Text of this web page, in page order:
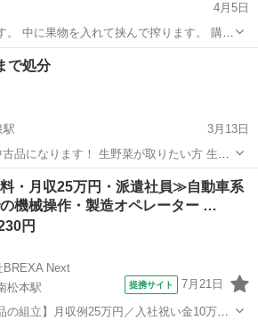
4月5日
中に果物を入れて挟んで搾ります。 購入
すので使用感あります。 健康維持にお役立
キッチン家電
で処分
駅
3月13日
生野菜が取りたい方 生ジ
に
ますので気にしない方でお願いします！ 質
泉駅 キッチン家電 ジューサー
・月収25万円・派遣社員≫自動車系
機械操作・製造オペレーター …
円
BREXA Next
松本駅
提携サイト 7月21日
の組立】月収例25万円／入社祝い金10万